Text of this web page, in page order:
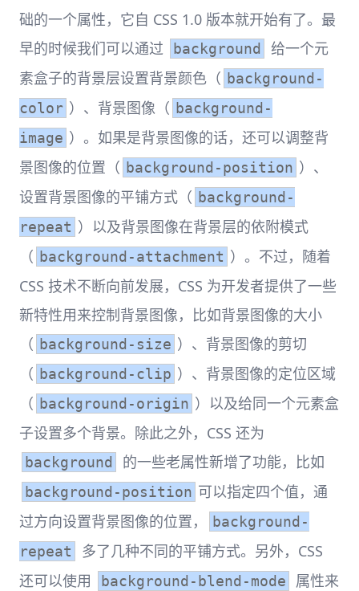
础的一个属性，它自 CSS 1.0 版本就开始有了。最
早的时候我们可以通过
background
给一个元
素盒子的背景层设置背景颜色（ background-
color ）、背景图像（ background-
image ）。如果是背景图像的话，还可以调整背
景图像的位置（ background-position ）、
设置背景图像的平铺方式（ background-
repeat ）以及背景图像在背景层的依附模式
（ background-attachment ）。不过，随着
CSS 技术不断向前发展，CSS 为开发者提供了一些
新特性用来控制背景图像，比如背景图像的大小
（ background-size ）、背景图像的剪切
（ background-clip ）、背景图像的定位区域
（ background-origin ）以及给同一个元素盒
子设置多个背景。除此之外，CSS 还为
background 的一些老属性新增了功能，比如
background-position 可以指定四个值，通
过方向设置背景图像的位置，
background-
repeat
多了几种不同的平铺方式。另外，CSS
还可以使用
background-blend-mode
属性来